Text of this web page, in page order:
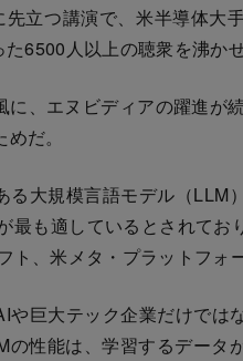
立つ講演で、米半導体大
6500人以上の聴衆を沸かせ
、エヌビディアの躍進が
だ。
大規模言語モデル（LLM
最も適しているとされて
ト、米メタ・プラットフォ
巨大テック企業だけでは
の性能は、学習するデータ